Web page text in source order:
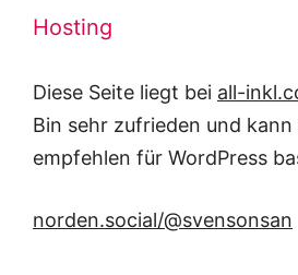
Hosting
Diese Seite liegt bei all-
Bin sehr zufrieden und kann
empfehlen für WordPress
norden.social/@svensonsan